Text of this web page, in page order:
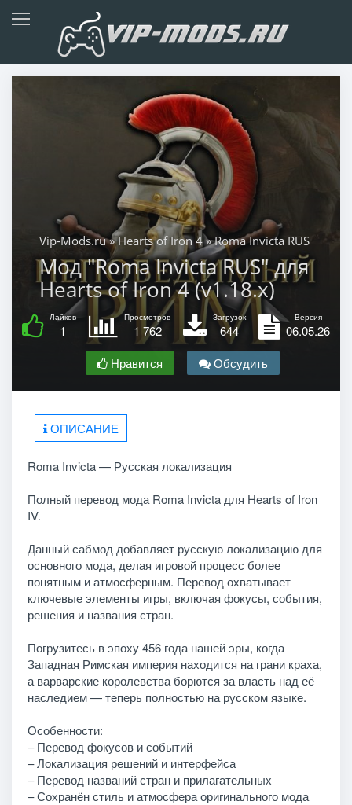
Vip-Mods.ru»Hearts of Iron 4» Roma Invicta RUS
Мод "Roma Invicta RUS" для
Hearts of Iron 4 (v1.18.x)
Лайков
1
Просмотров
1 762
Загрузок
644
Версия
06.05.26
Нравится
Обсудить
ОПИСАНИЕ
Roma Invicta — Русская локализация
Полный перевод мода Roma Invicta для Hearts of Iron
IV.
Данный сабмод добавляет русскую локализацию для
основного мода, делая игровой процесс более
понятным и атмосферным. Перевод охватывает
ключевые элементы игры, включая фокусы, события,
решения и названия стран.
Погрузитесь в эпоху 456 года нашей эры, когда
Западная Римская империя находится на грани краха,
а варварские королевства борются за власть над её
наследием — теперь полностью на русском языке.
Особенности:
– Перевод фокусов и событий
– Локализация решений и интерфейса
– Перевод названий стран и прилагательных
– Сохранён стиль и атмосфера оригинального мода